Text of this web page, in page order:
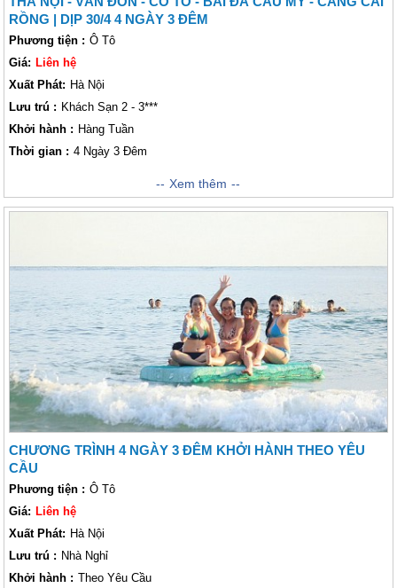
RỒNG | DỊP 30/4 4 NGÀY 3 ĐÊM
Phương tiện : Ô Tô
Giá: Liên hệ
Xuất Phát: Hà Nội
Lưu trú : Khách Sạn 2 - 3***
Khởi hành : Hàng Tuần
Thời gian : 4 Ngày 3 Đêm
Tour Du Lịch Cô Tô 4 Ngày 3 Đêm Vân Đồn là huyện đảo thuộc tỉnh
Quảng Ninh, nằm cách trung thành phố Hạ Long 50km. Đảo nổi tiếng với
thưởng thức nhiều loại hải sản tươi sống và được tìm hiểu về đời sống
ngư dân tại đây.Nếu nói Quảng Ninh nổi tiếng với các điểm trải nghiệm
như Vịnh Hạ Long, Cô Tô thì điều này hoàn toàn không chính xác. Vân
Đồn vẫn còn khá mới mẻ với nhiều Lữ khách tuy nhiên đây là điểm đến
được dự đoán là triển vọng cho trải nghiệm Hạ Long trong những năm
tới.
Xem thêm
CHƯƠNG TRÌNH 4 NGÀY 3 ĐÊM KHỞI HÀNH THEO YÊU
CẦU
Phương tiện : Ô Tô
Giá: Liên hệ
Xuất Phát: Hà Nội
Lưu trú : Nhà Nghỉ
Khởi hành : Theo Yêu Cầu